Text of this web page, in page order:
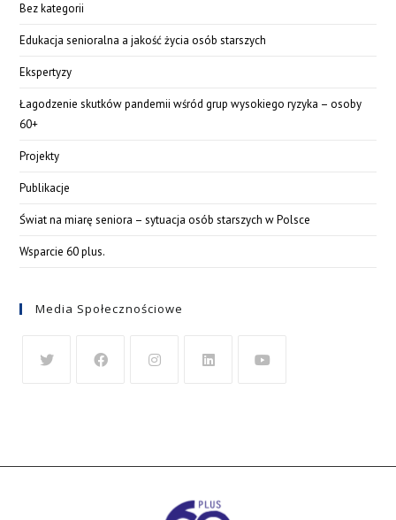
Bez kategorii
Edukacja senioralna a jakość życia osób starszych
Ekspertyzy
Łagodzenie skutków pandemii wśród grup wysokiego ryzyka – osoby
60+
Projekty
Publikacje
Świat na miarę seniora – sytuacja osób starszych w Polsce
Wsparcie 60 plus.
Media Społecznościowe